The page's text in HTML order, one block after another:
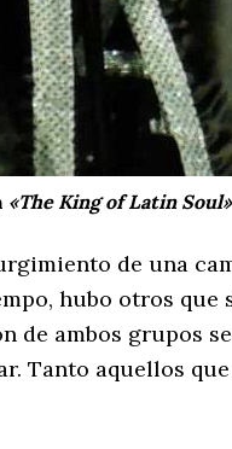
«The King of Latin Soul»
de una
hubo otros
de ambos grupos
Tanto aquellos